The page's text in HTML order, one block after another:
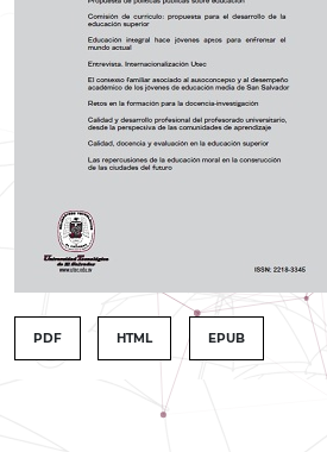
##issue.tableOfContents##
PDF HTML EPUB
Tabla de contenidos